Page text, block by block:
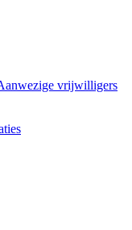
vrijwilligers